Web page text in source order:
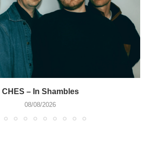
CHES – In Shambles
08/08/2026